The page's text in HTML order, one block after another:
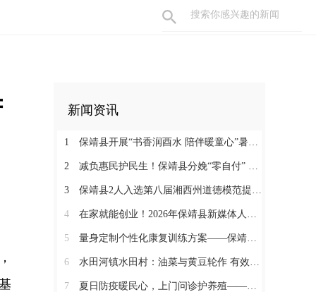
新闻资讯
1 保靖县开展“书香润酉水 陪伴暖童心”暑期阅读关爱活动
2 减负惠民护民生！保靖县分娩“零自付” 政策落地见效 125名产妇受益
3 保靖县2人入选第八届湘西州道德模范提名奖
4 在家就能创业！2026年保靖县新媒体人才技能培训开启 助力家乡好物出圈
5 量身定制个性化康复训练方案——保靖县人民医院助力发育迟缓患儿顺利入托
6 水田河镇水田村：油菜与黄豆轮作 有效助农增收
7 夏日防疫暖民心，上门问诊护养殖——保靖县葫芦镇开展畜禽防疫服务